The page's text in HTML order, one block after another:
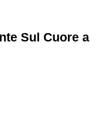
Sul Cuore a